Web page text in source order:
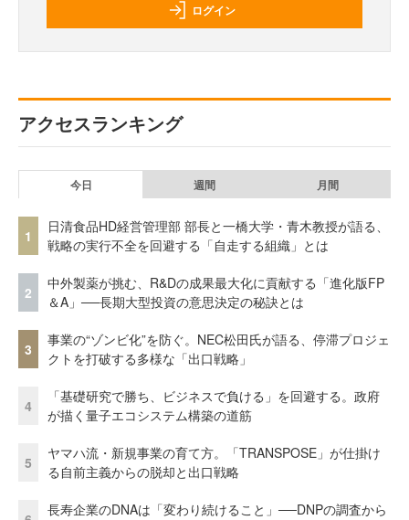
ログイン
アクセスランキング
今日 週間 月間
1
日清食品HD経営管理部 部長と一橋大学・青木教授が語る、
戦略の実行不全を回避する「自走する組織」とは
2
中外製薬が挑む、R&Dの成果最大化に貢献する「進化版FP
＆A」──長期大型投資の意思決定の秘訣とは
3
事業の“ゾンビ化”を防ぐ。NEC松田氏が語る、停滞プロジェ
クトを打破する多様な「出口戦略」
4
「基礎研究で勝ち、ビジネスで負ける」を回避する。政府
が描く量子エコシステム構築の道筋
5
ヤマハ流・新規事業の育て方。「TRANSPOSE」が仕掛け
る自前主義からの脱却と出口戦略
長寿企業のDNAは「変わり続けること」──DNPの調査から